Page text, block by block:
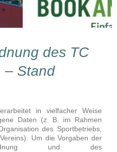
des TC
– Stand
in vielfacher Weise
Daten (z. B. im Rahmen
des Sportbetriebs,
Um die Vorgaben der
und des